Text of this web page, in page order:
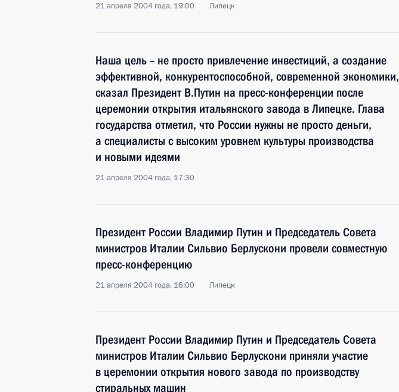
21 апреля 2004 года, 19:00 Липецк
Наша цель – не просто привлечение инвестиций, а создание
эффективной, конкурентоспособной, современной экономики,
сказал Президент В.Путин на пресс-конференции после
церемонии открытия итальянского завода в Липецке. Глава
государства отметил, что России нужны не просто деньги,
а специалисты с высоким уровнем культуры производства
и новыми идеями
21 апреля 2004 года, 17:30
Президент России Владимир Путин и Председатель Совета
министров Италии Сильвио Берлускони провели совместную
пресс-конференцию
21 апреля 2004 года, 16:00 Липецк
Президент России Владимир Путин и Председатель Совета
министров Италии Сильвио Берлускони приняли участие
в церемонии открытия нового завода по производству
стиральных машин